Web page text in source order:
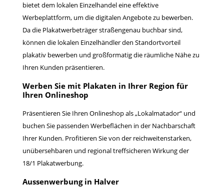
bietet dem lokalen Einzelhandel eine effektive
Werbeplattform, um die digitalen Angebote zu bewerben.
Da die Plakatwerbeträger straßengenau buchbar sind,
können die lokalen Einzelhändler den Standortvorteil
plakativ bewerben und großformatig die räumliche Nähe zu
Ihren Kunden präsentieren.
Werben Sie mit Plakaten in Ihrer Region für
Ihren Onlineshop
Präsentieren Sie Ihren Onlineshop als „Lokalmatador“ und
buchen Sie passenden Werbeflächen in der Nachbarschaft
Ihrer Kunden. Profitieren Sie von der reichweitenstarken,
unübersehbaren und regional treffsicheren Wirkung der
18/1 Plakatwerbung.
Aussenwerbung in Halver